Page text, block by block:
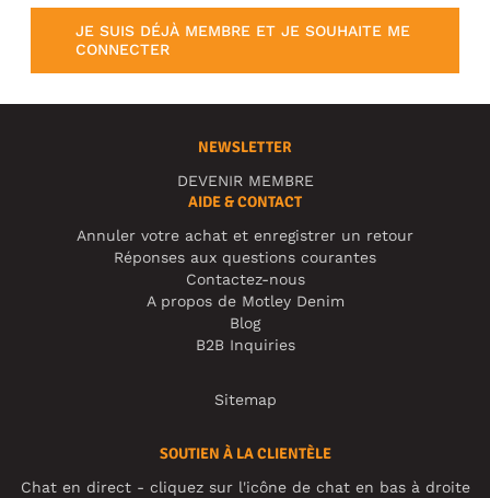
JE SUIS DÉJÀ MEMBRE ET JE SOUHAITE ME
CONNECTER
NEWSLETTER
DEVENIR MEMBRE
AIDE & CONTACT
Annuler votre achat et enregistrer un retour
Réponses aux questions courantes
Contactez-nous
A propos de Motley Denim
Blog
B2B Inquiries
Sitemap
SOUTIEN À LA CLIENTÈLE
Chat en direct - cliquez sur l'icône de chat en bas à droite